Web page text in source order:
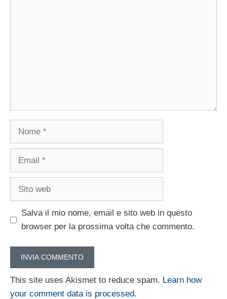
Nome
Email
Sito
Salva il mio nome, email e sito web in questo
browser per la prossima volta che commento.
This site uses Akismet to reduce spam. Learn how
your comment data is processed.